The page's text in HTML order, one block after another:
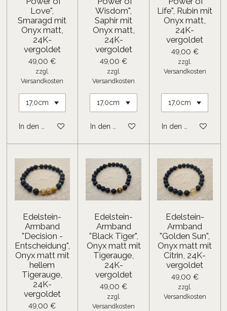
Love",
Smaragd mit
Onyx matt,
24K-
vergoldet
49,00 €
zzgl.
Versandkosten
In den Warenkorb
Wisdom",
Saphir mit
Onyx matt,
24K-
vergoldet
49,00 €
zzgl.
Versandkosten
In den Warenkorb
Life", Rubin mit
Onyx matt,
24K-
vergoldet
49,00 €
zzgl.
Versandkosten
In den Warenkorb
Edelstein-
Armband
"Decision -
Entscheidung",
Onyx matt mit
hellem
Tigerauge,
24K-
vergoldet
49,00 €
Edelstein-
Armband
"Black Tiger",
Onyx matt mit
Tigerauge,
24K-
vergoldet
49,00 €
zzgl.
Versandkosten
Edelstein-
Armband
"Golden Sun",
Onyx matt mit
Citrin, 24K-
vergoldet
49,00 €
zzgl.
Versandkosten